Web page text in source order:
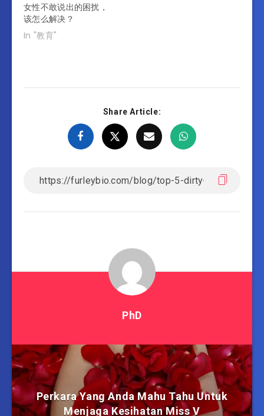
女性不敢说出的困扰，
该怎么解决？
In "教育"
Share Article:
PhD
Perkara Yang Anda Mahu Tahu Untuk
Menjaga Kesihatan Miss V